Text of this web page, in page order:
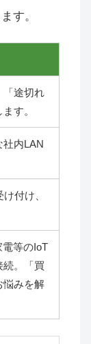
す。
「途切れ
す。
社内LAN
付け、
等のIoT
続。「買
悩みを解